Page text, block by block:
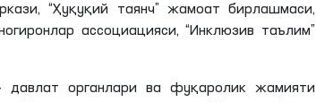
“Ҳуқуқий таянч” жамоат бирлашмаси,
ассоциацияси, “Инклюзив таълим”
давлат органлари ва фуқаролик жамияти